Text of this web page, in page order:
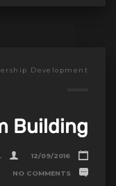
Development
Building
12/09/2016
NO COMMENTS